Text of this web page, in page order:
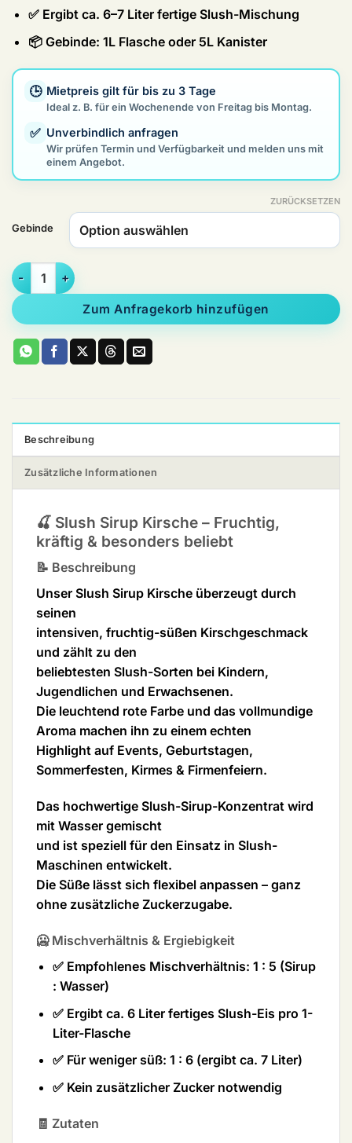
✅ Ergibt ca. 6–7 Literfertige Slush-Mischung
📦 Gebinde: 1L Flascheoder 5L Kanister
🕒 Mietpreis gilt für bis zu 3 Tage
Ideal z. B. für ein Wochenende von Freitag bis Montag.
✅ Unverbindlich anfragen
Wir prüfen Termin und Verfügbarkeit und melden uns mit
einem Angebot.
Gebinde
ZURÜCKSETZEN
Slush Sirup Konzentrat – Kirsche Menge
Zum Anfragekorb hinzufügen
Beschreibung
Zusätzliche Informationen
🍒 Slush Sirup Kirsche – Fruchtig,
kräftig & besonders beliebt
📝 Beschreibung
Unser Slush Sirup Kirsche überzeugt durch
seinen
intensiven, fruchtig-süßen Kirschgeschmack
und zählt zu den
beliebtesten Slush-Sorten bei Kindern,
Jugendlichen und Erwachsenen.
Die leuchtend rote Farbe und das vollmundige
Aroma machen ihn zu einem echten
Highlight auf Events, Geburtstagen,
Sommerfesten, Kirmes & Firmenfeiern.
Das hochwertige Slush-Sirup-Konzentrat wird
mit Wasser gemischt
und ist speziell für den Einsatz in Slush-
Maschinen entwickelt.
Die Süße lässt sich flexibel anpassen – ganz
ohne zusätzliche Zuckerzugabe.
🥶 Mischverhältnis & Ergiebigkeit
✅ Empfohlenes Mischverhältnis: 1 : 5 (Sirup
: Wasser)
✅ Ergibt ca. 6 Liter fertiges Slush-Eispro 1-
Liter-Flasche
✅ Für weniger süß: 1 : 6(ergibt ca. 7 Liter)
✅ Kein zusätzlicher Zucker notwendig
🧾 Zutaten